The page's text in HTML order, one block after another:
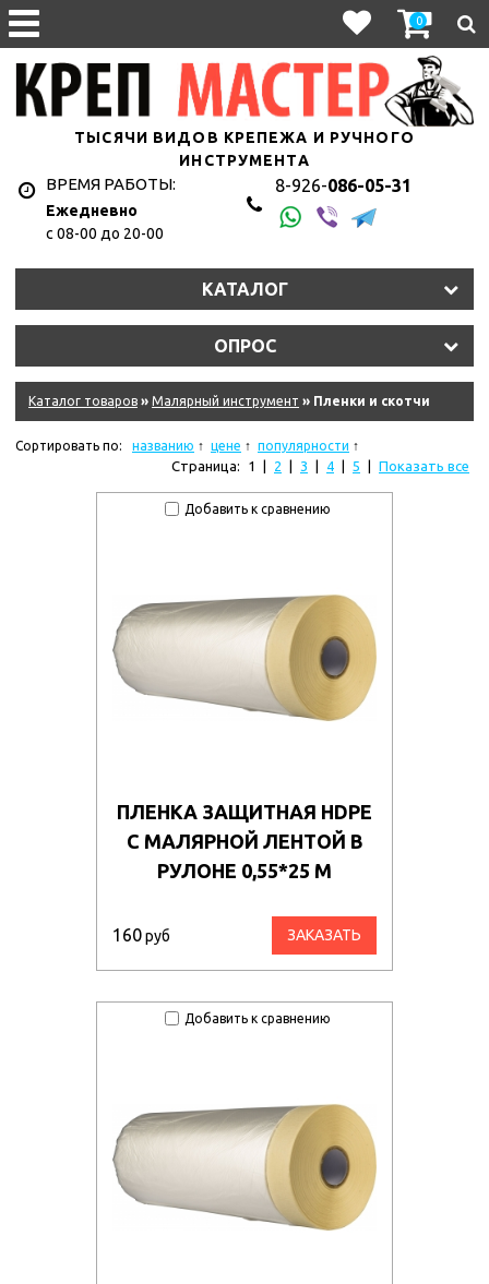
0
ТЫСЯЧИ ВИДОВ КРЕПЕЖА И РУЧНОГО
ИНСТРУМЕНТА
ВРЕМЯ РАБОТЫ:
Ежедневно
с 08-00 до 20-00
8-926-086-05-31
КАТАЛОГ
ОПРОС
Каталог товаров » Малярный инструмент » Пленки и скотчи
Сортировать по: названию цене популярности
Страница: 1 2 3 4 5 Показать все
Добавить к сравнению
ПЛЕНКА ЗАЩИТНАЯ HDPE
С МАЛЯРНОЙ ЛЕНТОЙ В
РУЛОНЕ 0,55*25 М
160руб ЗАКАЗАТЬ
Добавить к сравнению